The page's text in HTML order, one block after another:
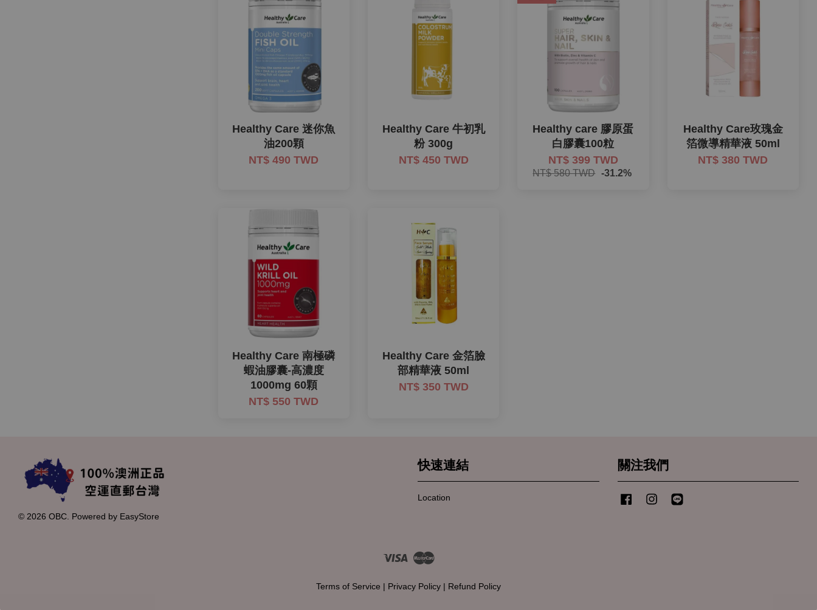
Healthy Care 迷你魚
油200顆
NT$ 490 TWD
Healthy Care 牛初乳
粉 300g
NT$ 450 TWD
Healthy care 膠原蛋
白膠囊100粒
NT$ 399 TWD
NT$ 580 TWD -31.2%
Healthy Care玫瑰金
箔微導精華液 50ml
NT$ 380 TWD
Healthy Care 南極磷
蝦油膠囊-高濃度
1000mg 60顆
NT$ 550 TWD
Healthy Care 金箔臉
部精華液 50ml
NT$ 350 TWD
© 2026 OBC. Powered by EasyStore
快速連結
Location
關注我們
FacebookInstagram
Visa Master
Terms of Service Privacy Policy Refund Policy